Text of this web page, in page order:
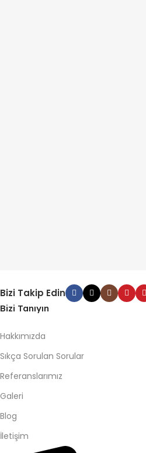
Bizi Takip Edin
Bizi Tanıyın
Hakkımızda
Sıkça Sorulan Sorular
Referanslarımız
Galeri
Blog
İletişim